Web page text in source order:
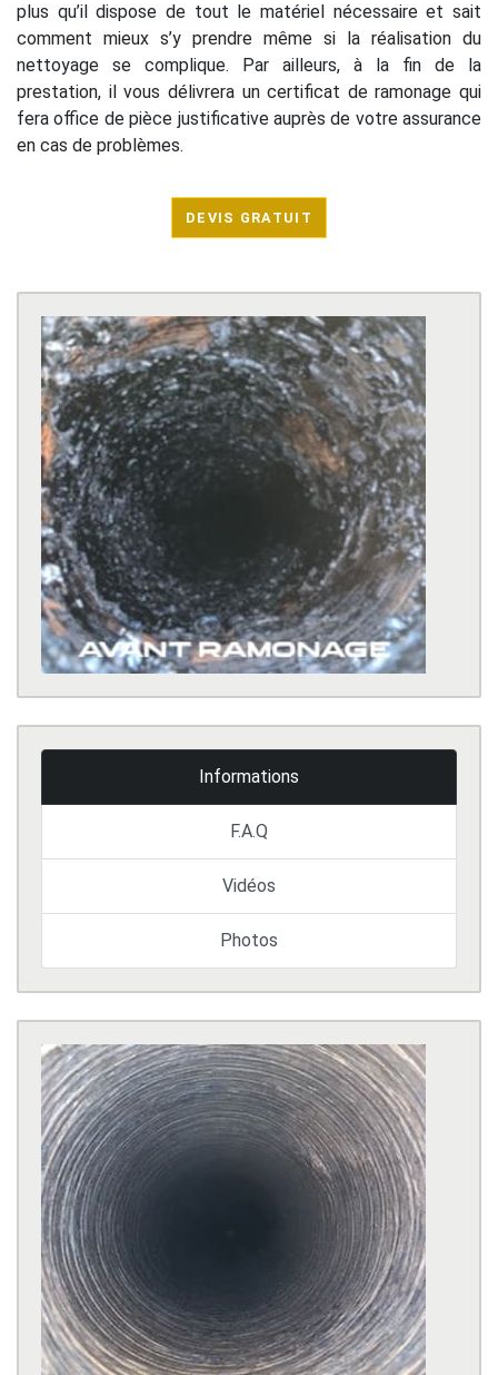
plus qu’il dispose de tout le matériel nécessaire et sait
comment mieux s’y prendre même si la réalisation du
nettoyage se complique. Par ailleurs, à la fin de la
prestation, il vous délivrera un certificat de ramonage qui
fera office de pièce justificative auprès de votre assurance
en cas de problèmes.
DEVIS GRATUIT
Informations
F.A.Q
Vidéos
Photos